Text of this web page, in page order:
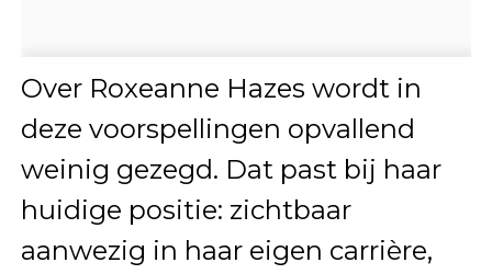
Over Roxeanne Hazes wordt in
deze voorspellingen opvallend
weinig gezegd. Dat past bij haar
huidige positie: zichtbaar
aanwezig in haar eigen carrière,